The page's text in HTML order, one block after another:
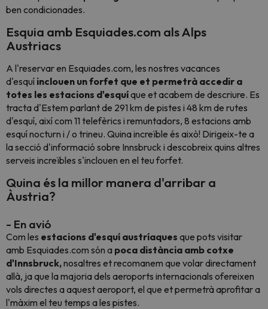
ben condicionades.
Esquia amb Esquiades.com als Alps
Austriacs
A l'reservar en Esquiades.com, les nostres vacances
d'esquí inclouen un forfet que et permetrà accedir a
totes les estacions d'esquíque et acabem de descriure. Es
tracta d'Estem parlant de 291 km de pistes i 48 km de rutes
d'esquí, així com 11 telefèrics i remuntadors, 8 estacions amb
esquí nocturn i / o trineu. Quina increïble és això! Dirigeix-te a
la secció d'informació sobre Innsbruck i descobreix quins altres
serveis increïbles s'inclouen en el teu forfet.
Quina és la millor manera d'arribar a
Àustria?
- En avió
Com les estacions d'esquí austríaques que pots visitar
amb Esquiades.com són a poca distància amb cotxe
d'Innsbruck,nosaltres et recomanem que volar directament
allà, ja que la majoria dels aeroports internacionals ofereixen
vols directes a aquest aeroport, el que et permetrà aprofitar a
l'màxim el teu temps a les pistes.